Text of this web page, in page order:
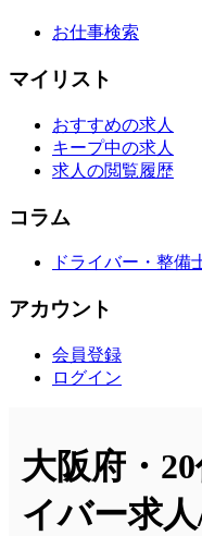
お仕事検索
マイリスト
おすすめの求人
キープ中の求人
求人の閲覧履歴
コラム
ドライバー・整備
アカウント
会員登録
ログイン
大阪府・
イバー求